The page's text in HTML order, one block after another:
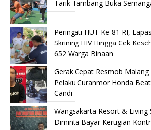
Tarik Tambang Buka
Peringati HUT Ke-81 RI,
Skrining HIV Hingga Cek
652 Warga Binaan
Gerak Cepat Resmob Malang
Pelaku Curanmor Honda
Candi
Wangsakarta Resort & Living
Diminta Bayar Kerugian